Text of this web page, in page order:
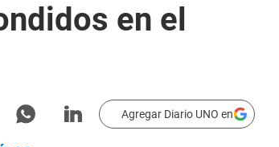
en el
Agregar Diario UNO en